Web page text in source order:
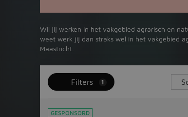
Wil jij werken in het vakgebied agrarisch en
weet werk jij dan straks wel in het vakgebied
Maastricht.
Filters 1
GESPONSORD